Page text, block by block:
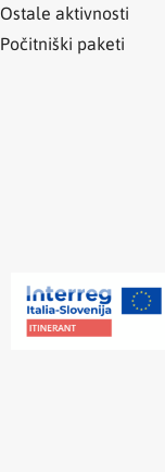
Ostale aktivnosti
Počitniški paketi